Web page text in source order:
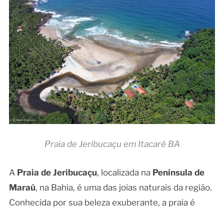
Praia de Jeribucaçu em Itacaré BA
A Praia de Jeribucaçu, localizada na Península de
Maraú, na Bahia, é uma das joias naturais da região.
Conhecida por sua beleza exuberante, a praia é